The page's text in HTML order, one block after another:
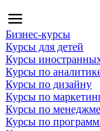
Бизнес-курсы
Курсы для детей
Курсы
Курсы по
Курсы по дизайну
Курсы по
Курсы по
Курсы по